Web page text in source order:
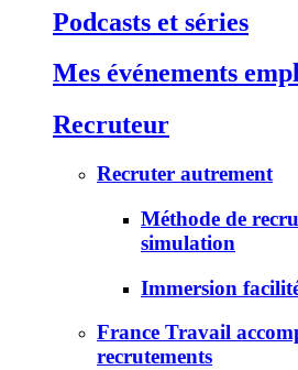
Podcasts et séries
Mes événements
Recruteur
Recruter autrement
Méthode de
simulation
Immersion
France Travail
recrutements